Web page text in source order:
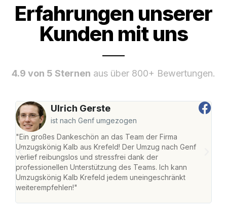
Erfahrungen unserer
Kunden mit uns
4.9 von 5 Sternen aus über 800+ Bewertungen.
Ulrich Gerste
ist nach Genf umgezogen
"Ein großes Dankeschön an das Team der Firma
Umzugskönig Kalb aus Krefeld! Der Umzug nach Genf
verlief reibungslos und stressfrei dank der
professionellen Unterstützung des Teams. Ich kann
Umzugskönig Kalb Krefeld jedem uneingeschränkt
weiterempfehlen!"